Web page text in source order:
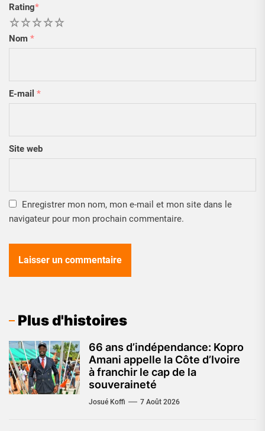
Rating*
5
4
3
2
Nom *
E-mail *
Site web
Enregistrer mon nom, mon e-mail et mon site dans le
navigateur pour mon prochain commentaire.
Plus d'histoires
66 ans d’indépendance: Kopro
Amani appelle la Côte d’Ivoire
à franchir le cap de la
souveraineté
Josué Koffi 7 Août 2026